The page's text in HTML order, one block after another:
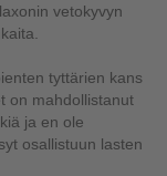
vetokyvyn
tyttärien kans
on mahdollistanut
ja en ole
osallistuun lasten